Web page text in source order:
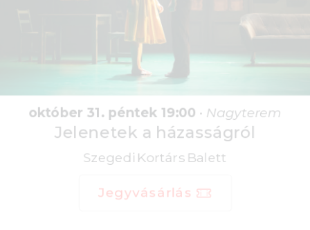
október 31. péntek 19:00• Nagyterem
Jelenetek a házasságról